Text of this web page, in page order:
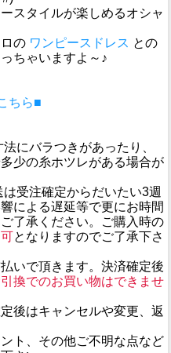
スタイルが楽しめるオシャ
の ワンピースドレス との
ちゃいますよ～♪
ちら■
法にバラつきがあったり、
少の糸ホツレがある場合が
受注確定からだいたい3週
による遅延等で更にお時間
了承ください。ご購入時の
となりますのでご了承下さ
いで頂きます。決済確定後
換でのお買い物はできませ
後はキャンセルや変更、返
ト、その他ご不明な点など